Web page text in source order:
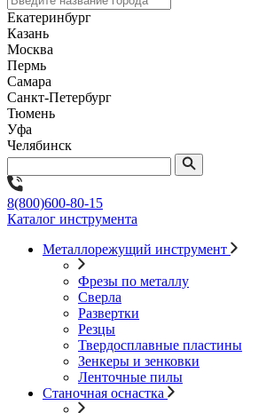
Екатеринбург
Казань
Москва
Пермь
Самара
Санкт-Петербург
Тюмень
Уфа
Челябинск
8(800)600-80-15
Каталог инструмента
Металлорежущий инструмент
Фрезы по металлу
Сверла
Развертки
Резцы
Твердосплавные пластины
Зенкеры и зенковки
Ленточные пилы
Станочная оснастка